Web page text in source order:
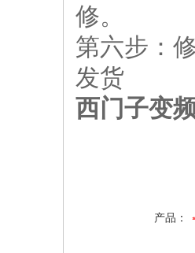
修。
第六步：
发货
西门子变
产品：